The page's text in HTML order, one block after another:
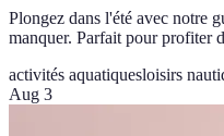
Plongez dans l'été avec notre
manquer. Parfait pour profiter
activités aquatiquesloisirs
Aug 3